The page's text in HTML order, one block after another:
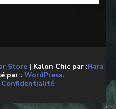
Store | Kalon Chic par :Rara
par : WordPress.
Confidentialité